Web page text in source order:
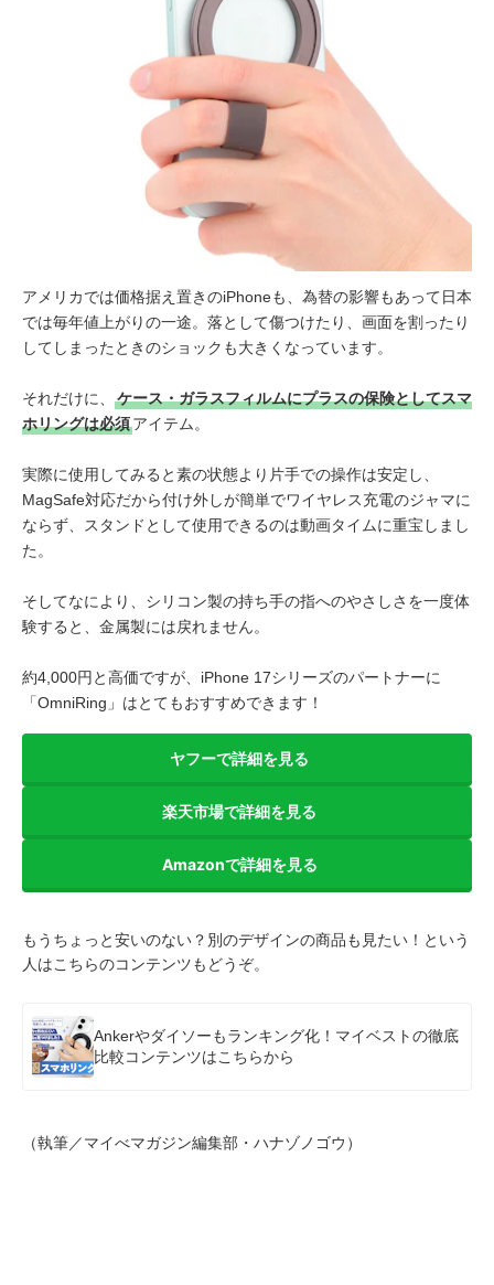
アメリカでは価格据え置きのiPhoneも、為替の影響もあって日本
では毎年値上がりの一途。落として傷つけたり、画面を割ったり
してしまったときのショックも大きくなっています。
それだけに、
ケース・ガラスフィルムにプラスの保険としてスマ
ホリングは必須アイテム。
実際に使用してみると素の状態より片手での操作は安定し、
MagSafe対応だから付け外しが簡単でワイヤレス充電のジャマに
ならず、スタンドとして使用できるのは動画タイムに重宝しまし
た。
そしてなにより、シリコン製の持ち手の指へのやさしさを一度体
験すると、金属製には戻れません。
約4,000円と高価ですが、iPhone 17シリーズのパートナーに
「OmniRing」はとてもおすすめできます！
ヤフーで詳細を見る
楽天市場で詳細を見る
Amazonで詳細を見る
もうちょっと安いのない？別のデザインの商品も見たい！という
人はこちらのコンテンツもどうぞ。
Ankerやダイソーもランキング化！マイベストの徹底
比較コンテンツはこちらから
（執筆／マイべマガジン編集部・ハナゾノゴウ）